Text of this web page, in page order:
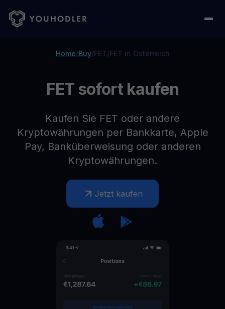
Home/Buy/FET/FET in Österreich
FET sofort kaufen
Kaufen Sie FET oder andere
Kryptowährungen per Bankkarte, Apple
Pay, Banküberweisung oder anderen
Kryptowährungen.
Jetzt kaufen